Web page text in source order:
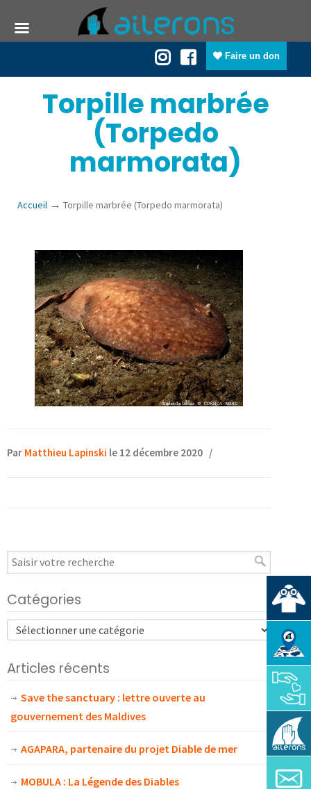
Faire un don
Torpille marbrée
(Torpedo
marmorata)
Accueil → Torpille marbrée (Torpedo marmorata)
Par Matthieu Lapinski le 12 décembre 2020 /
Catégories
Articles récents
Save the sanctuary : lettre ouverte au
gouvernement des Maldives
AGAPARA, partenaire du projet Diable de mer
MOBULA : La Légende des Diables